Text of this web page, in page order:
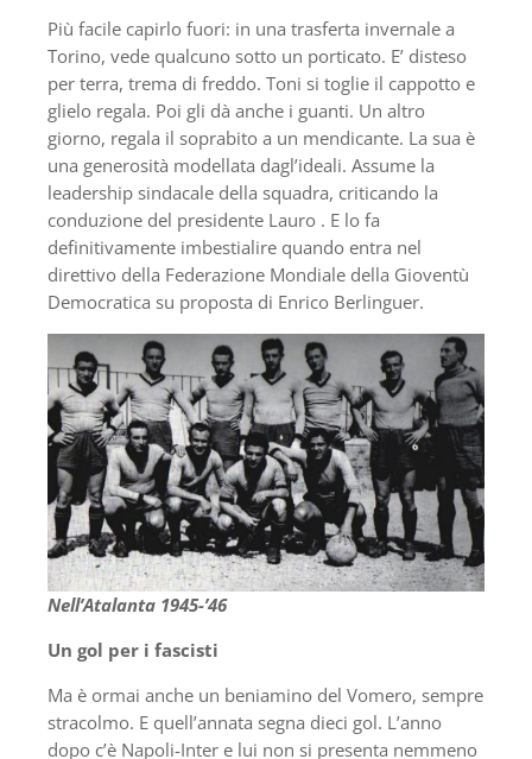
Più facile capirlo fuori: in una trasferta invernale a
Torino, vede qualcuno sotto un porticato. E’ disteso
per terra, trema di freddo. Toni si toglie il cappotto e
glielo regala. Poi gli dà anche i guanti. Un altro
giorno, regala il soprabito a un mendicante. La sua è
una generosità modellata dagl’ideali. Assume la
leadership sindacale della squadra, criticando la
conduzione del presidente Lauro . E lo fa
definitivamente imbestialire quando entra nel
direttivo della Federazione Mondiale della Gioventù
Democratica su proposta di Enrico Berlinguer.
Nell’Atalanta 1945-’46
Un gol per i fascisti
Ma è ormai anche un beniamino del Vomero, sempre
stracolmo. E quell’annata segna dieci gol. L’anno
dopo c’è Napoli-Inter e lui non si presenta nemmeno